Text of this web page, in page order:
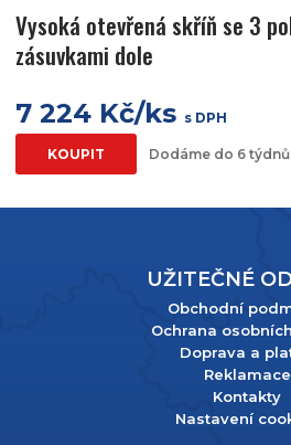
Vysoká otevřená skříň se 3
zásuvkami dole
7 224 Kč/ks s DPH
KOUPIT Dodáme do 6 týdnů
UŽITEČNÉ
Obchodní
Ochrana
Doprava a
Reklamace
Kontakty
Nastavení